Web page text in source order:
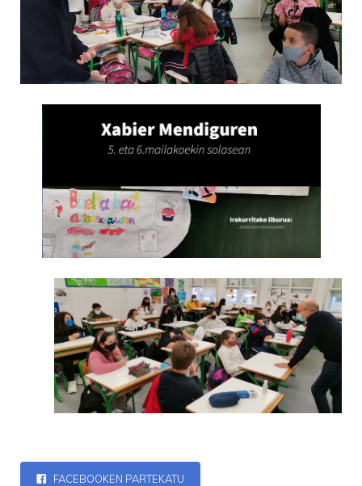
FACEBOOKEN PARTEKATU